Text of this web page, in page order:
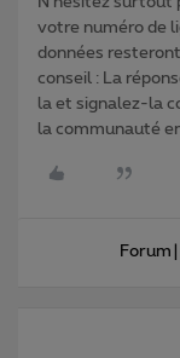
votre numéro de
données
conseil : La
la et signalez-la
la communauté